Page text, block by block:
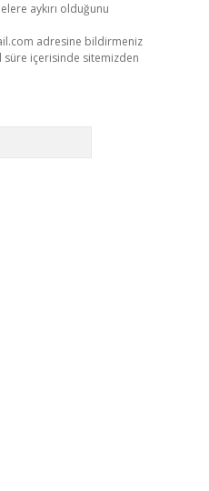
aykırı olduğunu
adresine bildirmeniz
içerisinde sitemizden